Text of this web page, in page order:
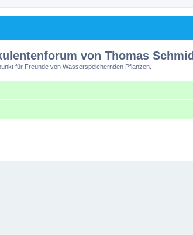
von Thomas Schmid
für Freunde von Wasserspeichernden Pflanzen.